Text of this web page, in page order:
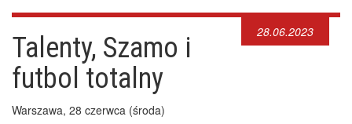
28.06.2023
Talenty, Szamo i
futbol totalny
Warszawa, 28 czerwca (środa)